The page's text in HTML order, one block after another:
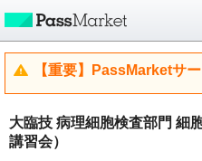
【重要】PassMarketサ
大臨技 病理細胞検査部門 細
講習会）